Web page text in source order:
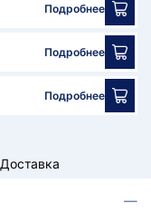
Подробнее
Подробнее
Подробнее
Доставка